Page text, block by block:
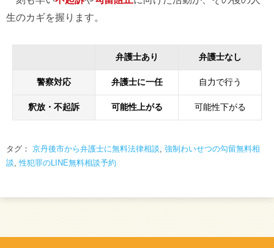
生のカギを握ります。
弁護士あり 弁護士なし
警察対応 弁護士に一任 自力で行う
釈放・不起訴 可能性上がる 可能性下がる
タグ： 京丹後市から弁護士に無料法律相談, 強制わいせつの勾留無料相
談,性犯罪のLINE無料相談予約